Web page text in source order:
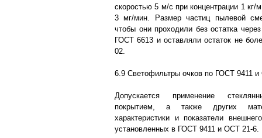
скоростью 5 м/с при концентрации 1 кг/м
3 мг/мин. Размер частиц пылевой
чтобы они проходили без остатка
ГОСТ 6613 и оставляли остаток не
02.
6.9 Светофильтры очков по ГОСТ 9411
Допускается применение
покрытием, а также других
характеристики и показатели
установленных в ГОСТ 9411 и ОСТ 21-6.